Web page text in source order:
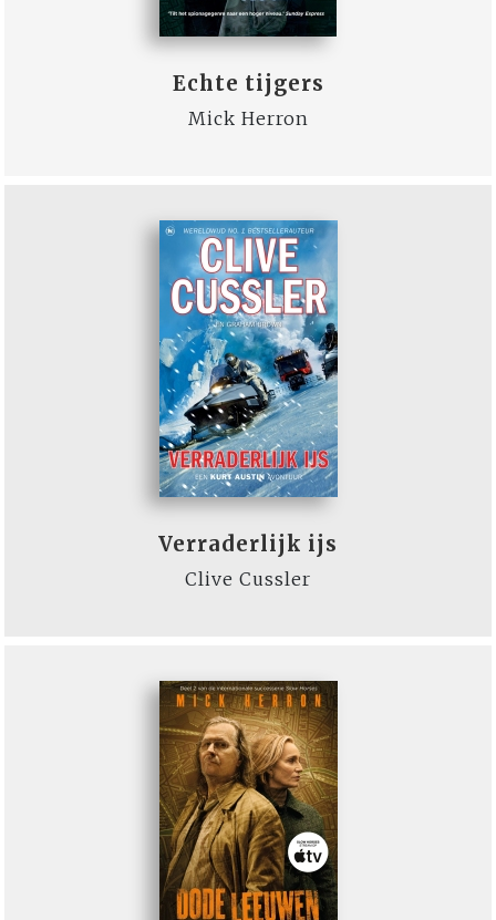
Echte tijgers
Mick Herron
Verraderlijk ijs
Clive Cussler